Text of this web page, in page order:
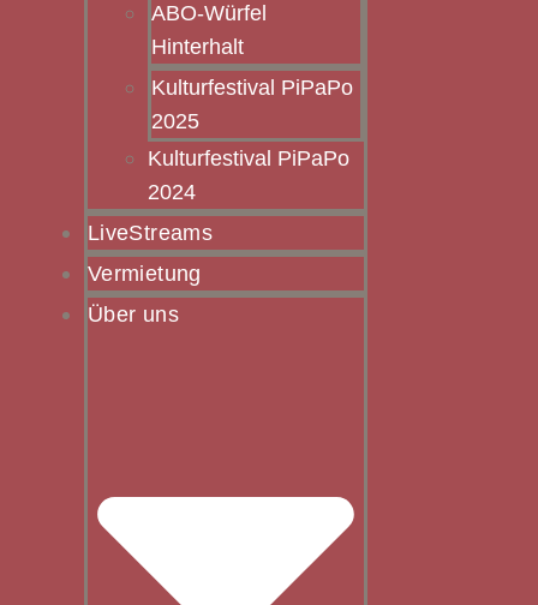
ABO-Würfel
Hinterhalt
Kulturfestival PiPaPo
2025
Kulturfestival PiPaPo
2024
LiveStreams
Vermietung
Über uns